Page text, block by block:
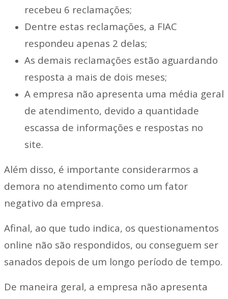
recebeu 6 reclamações;
Dentre estas reclamações, a FIAC
respondeu apenas 2 delas;
As demais reclamações estão aguardando
resposta a mais de dois meses;
A empresa não apresenta uma média geral
de atendimento, devido a quantidade
escassa de informações e respostas no
site.
Além disso, é importante considerarmos a
demora no atendimento como um fator
negativo da empresa.
Afinal, ao que tudo indica, os questionamentos
online não são respondidos, ou conseguem ser
sanados depois de um longo período de tempo.
De maneira geral, a empresa não apresenta